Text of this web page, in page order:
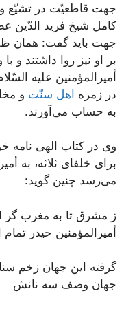
جهت قاطعیّت در تشیّع
کامل شیخ فرید الدّین
جهت باید گفت: همان
بر او نیز روا داشتند و
أمیرالمؤمنین علیه
در زمره اهل سنّت و
به حساب می‌آورند.
وی در کتاب الهی نامه
برای خلفای ثلاثه، به
می‌رسد چنین گوید:
ز مشرق تا به
أمیرالمؤمنین حیدر
گرفته این جهان
جهان وصف سه نانش